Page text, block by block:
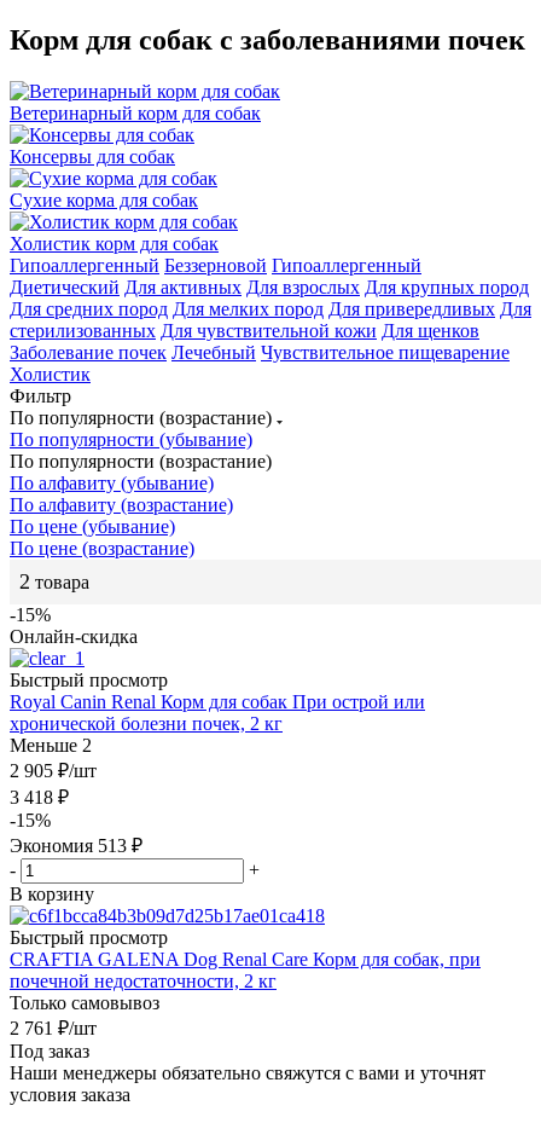
Корм для собак с заболеваниями почек
Ветеринарный корм для собак
Консервы для собак
Сухие корма для собак
Холистик корм для собак
Гипоаллергенный Беззерновой Гипоаллергенный
Диетический Для активных Для взрослых Для крупных пород
Для средних пород Для мелких пород Для привередливых Для
стерилизованных Для чувствительной кожи Для щенков
Заболевание почек Лечебный Чувствительное пищеварение
Холистик
Фильтр
По популярности (возрастание)
По популярности (убывание)
По популярности (возрастание)
По алфавиту (убывание)
По алфавиту (возрастание)
По цене (убывание)
По цене (возрастание)
2 товара
-15%
Онлайн-скидка
Быстрый просмотр
Royal Canin Renal Корм для собак При острой или
хронической болезни почек, 2 кг
Меньше 2
2 905 ₽/шт
3 418 ₽
-15%
Экономия 513 ₽
-
+
В корзину
Быстрый просмотр
CRAFTIA GALENA Dog Renal Care Корм для собак, при
почечной недостаточности, 2 кг
Только самовывоз
2 761 ₽/шт
Под заказ
Наши менеджеры обязательно свяжутся с вами и уточнят
условия заказа